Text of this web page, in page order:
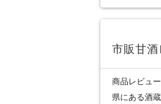
市販甘酒
商品レビュ
県にある酒